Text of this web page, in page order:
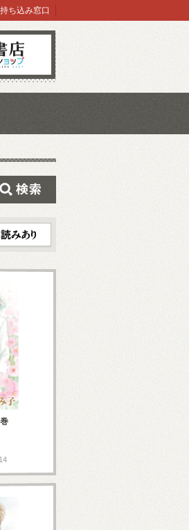
持ち込み窓口